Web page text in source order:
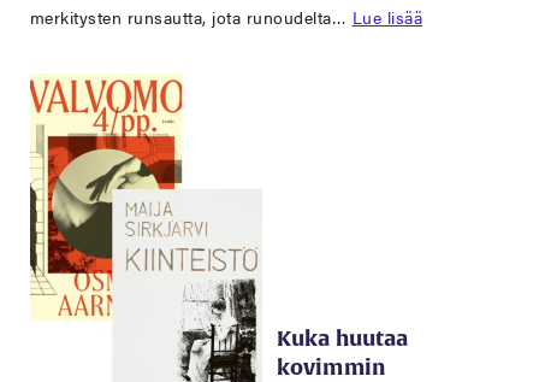
merkitysten runsautta, jota runoudelta… Lue lisää
Kuka huutaa
kovimmin